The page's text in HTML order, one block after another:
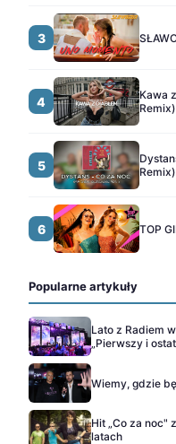
3
4
Kawa
Remix)
5
Remix)
6 TOP
Popularne artykuły
Lato z Radiem
„Pierwszy i
Wiemy, gdzie
Hit „Co za noc"
latach